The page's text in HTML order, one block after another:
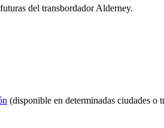
del transbordador Alderney.
(disponible en determinadas ciudades o